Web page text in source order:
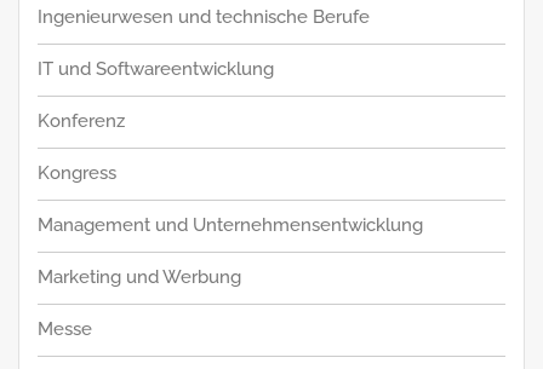
Ingenieurwesen und technische Berufe
IT und Softwareentwicklung
Konferenz
Kongress
Management und Unternehmensentwicklung
Marketing und Werbung
Messe